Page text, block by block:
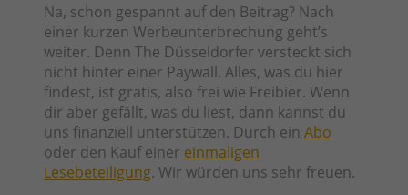
Na, schon gespannt auf den Beitrag? Nach
einer kurzen Werbeunterbrechung geht’s
weiter. Denn The Düsseldorfer versteckt sich
nicht hinter einer Paywall. Alles, was du hier
findest, ist gratis, also frei wie Freibier. Wenn
dir aber gefällt, was du liest, dann kannst du
uns finanziell unterstützen. Durch ein Abo
oder den Kauf einer einmaligen
Lesebeteiligung. Wir würden uns sehr freuen.